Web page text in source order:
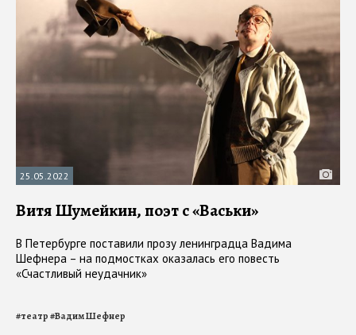
25.05.2022
Витя Шумейкин, поэт с «Васьки»
В Петербурге поставили прозу ленинградца Вадима
Шефнера – на подмостках оказалась его повесть
«Счастливый неудачник»
#театр#Вадим Шефнер